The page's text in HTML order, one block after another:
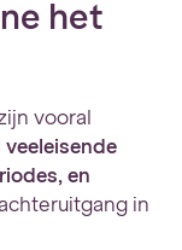
het
vooral
veeleisende
en
in